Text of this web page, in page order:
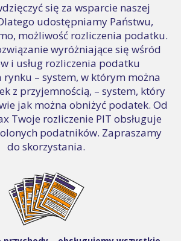
się za wsparcie naszej
udostępniamy Państwu,
możliwość rozliczenia podatku.
wyróżniające się wśród
i usług rozliczenia podatku
– system, w którym można
z przyjemnością, – system, który
jak można obniżyć podatek. Od
Twoje rozliczenie PIT obsługuje
podatników. Zapraszamy
do skorzystania.